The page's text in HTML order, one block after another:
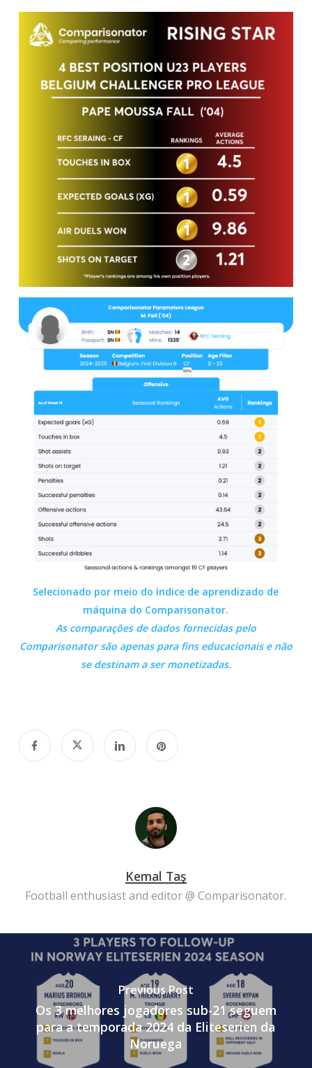
Selecionado por meio do índice de aprendizado de
máquina do Comparisonator.
As comparações de dados fornecidas pelo
Comparisonatorsão apenas para fins educacionais e não
se destinam a ser monetizadas.
Kemal Taş
Football enthusiast and editor @ Comparisonator.
Previous Post
Os 3 melhores jogadores sub-21 seguem
para a temporada 2024 da Eliteserien da
Noruega